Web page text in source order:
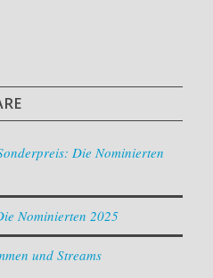
Die Nominierten
Nominierten 2025
und Streams